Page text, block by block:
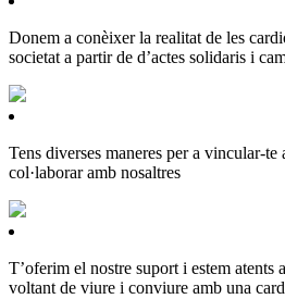
Donem a conèixer la realitat de les
societat a partir de d’actes solidaris i
Tens diverses maneres per a vincular-te
col·laborar amb nosaltres
T’oferim el nostre suport i estem atents
voltant de viure i conviure amb una